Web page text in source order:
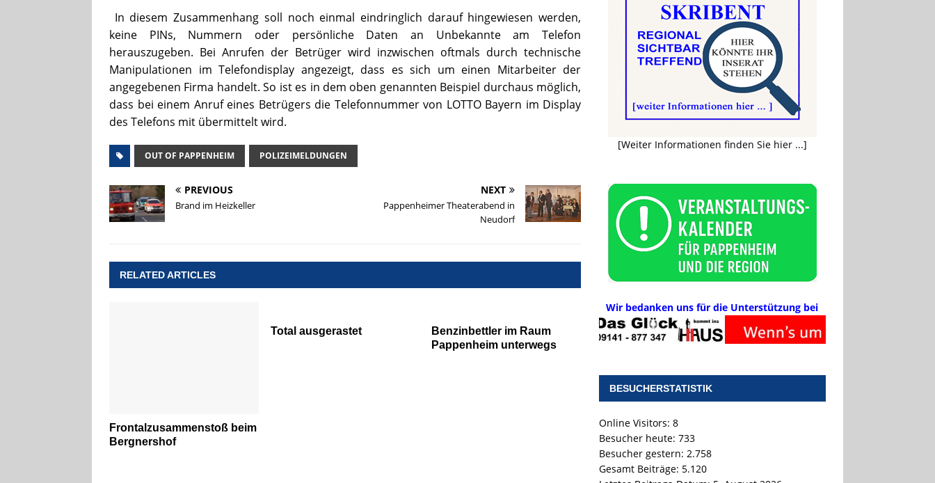
In diesem Zusammenhang soll noch einmal eindringlich darauf hingewiesen werden,
keine PINs, Nummern oder persönliche Daten an Unbekannte am Telefon
herauszugeben. Bei Anrufen der Betrüger wird inzwischen oftmals durch technische
Manipulationen im Telefondisplay angezeigt, dass es sich um einen Mitarbeiter der
angegebenen Firma handelt. So ist es in dem oben genannten Beispiel durchaus möglich,
dass bei einem Anruf eines Betrügers die Telefonnummer von LOTTO Bayern im Display
des Telefons mit übermittelt wird.
OUT OF PAPPENHEIM POLIZEIMELDUNGEN
PREVIOUS
Brand im Heizkeller
NEXT
Pappenheimer Theaterabend in
Neudorf
RELATED ARTICLES
Frontalzusammenstoß beim
Bergnershof
Total ausgerastet
Benzinbettler im Raum
Pappenheim unterwegs
[Weiter Informationen finden Sie hier ...]
Wir bedanken uns für die Unterstützung bei
BESUCHERSTATISTIK
Online Visitors: 8
Besucher heute: 733
Besucher gestern: 2.758
Gesamt Beiträge: 5.120